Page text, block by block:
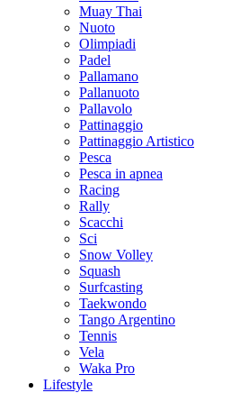
Muay Thai
Nuoto
Olimpiadi
Padel
Pallamano
Pallanuoto
Pallavolo
Pattinaggio
Pattinaggio Artistico
Pesca
Pesca in apnea
Racing
Rally
Scacchi
Sci
Snow Volley
Squash
Surfcasting
Taekwondo
Tango Argentino
Tennis
Vela
Waka Pro
Lifestyle